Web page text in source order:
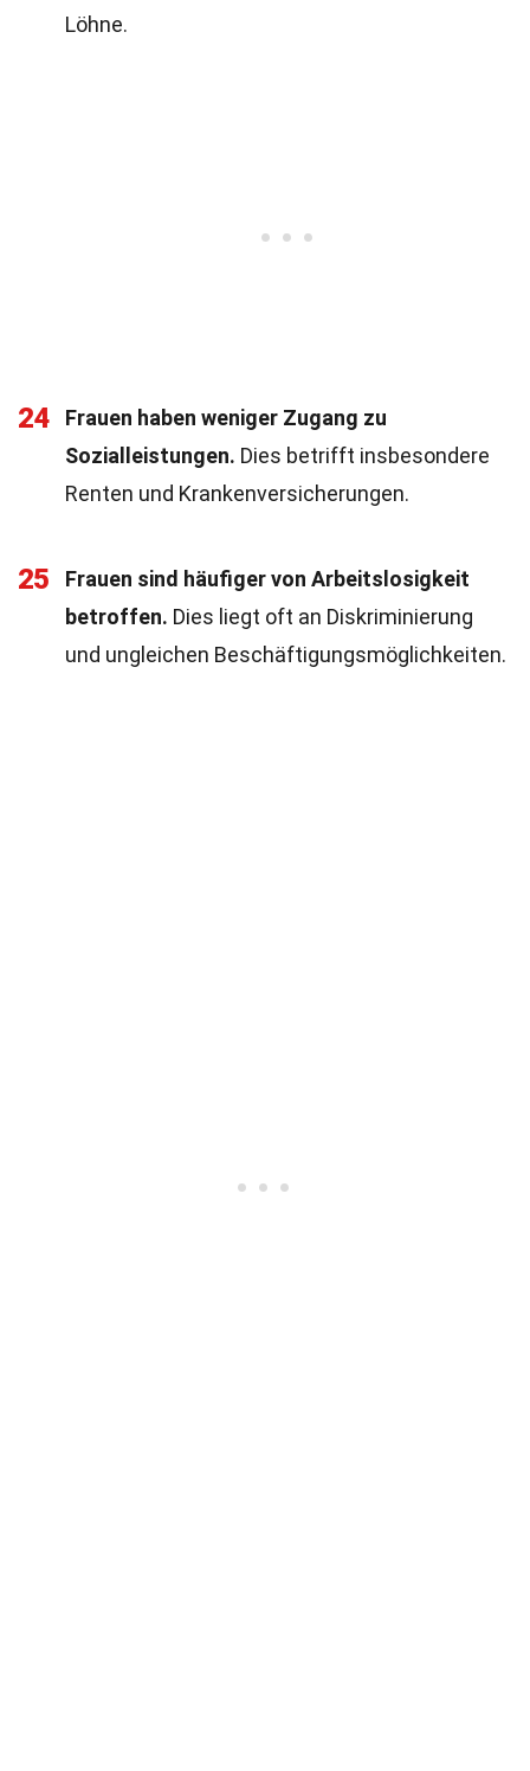
Löhne.
24
Frauen haben weniger Zugang zu
Sozialleistungen. Dies betrifft insbesondere
Renten und Krankenversicherungen.
25
Frauen sind häufiger von Arbeitslosigkeit
betroffen. Dies liegt oft an Diskriminierung
und ungleichen Beschäftigungsmöglichkeiten.